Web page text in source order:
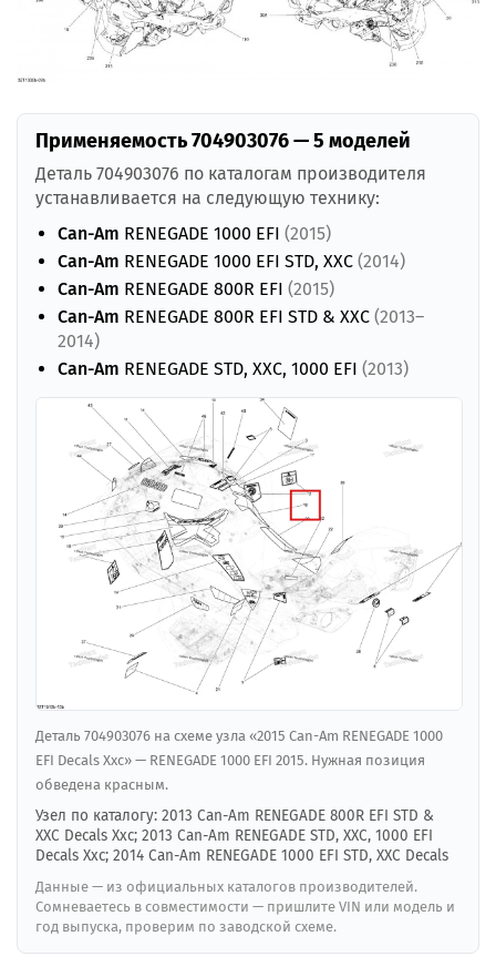
Применяемость 704903076 — 5 моделей
Деталь 704903076 по каталогам производителя
устанавливается на следующую технику:
Can-Am RENEGADE 1000 EFI (2015)
Can-Am RENEGADE 1000 EFI STD, XXC (2014)
Can-Am RENEGADE 800R EFI (2015)
Can-Am RENEGADE 800R EFI STD & XXC (2013–
2014)
Can-Am RENEGADE STD, XXC, 1000 EFI (2013)
Деталь 704903076 на схеме узла «2015 Can-Am RENEGADE 1000
EFI Decals Xxc» — RENEGADE 1000 EFI 2015. Нужная позиция
обведена красным.
Узел по каталогу: 2013 Can-Am RENEGADE 800R EFI STD &
XXC Decals Xxc; 2013 Can-Am RENEGADE STD, XXC, 1000 EFI
Decals Xxc; 2014 Can-Am RENEGADE 1000 EFI STD, XXC Decals
Данные — из официальных каталогов производителей.
Сомневаетесь в совместимости — пришлите VIN или модель и
год выпуска, проверим по заводской схеме.